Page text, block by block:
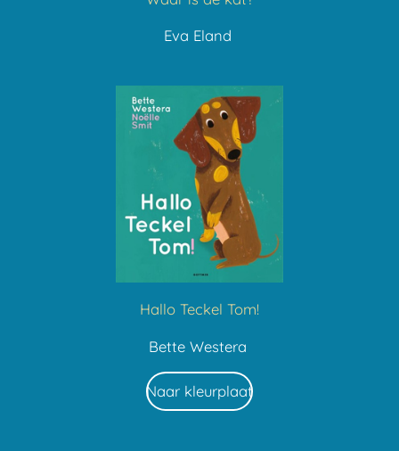
Eva Eland
Hallo Teckel Tom!
Bette Westera
Naar kleurplaat